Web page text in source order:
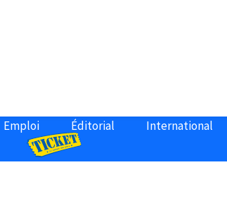
Emploi Éditorial International